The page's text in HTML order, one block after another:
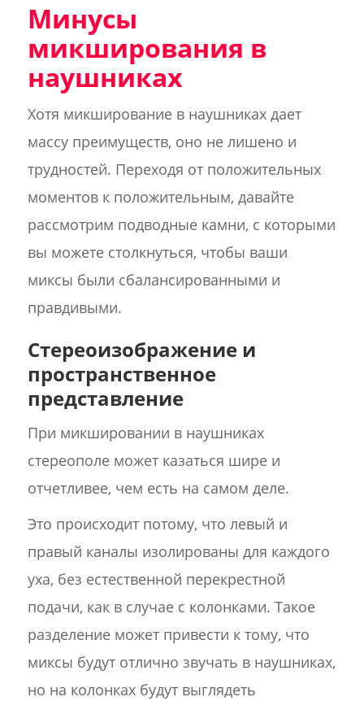
Минусы
микширования в
наушниках
Хотя микширование в наушниках дает
массу преимуществ, оно не лишено и
трудностей. Переходя от положительных
моментов к положительным, давайте
рассмотрим подводные камни, с которыми
вы можете столкнуться, чтобы ваши
миксы были сбалансированными и
правдивыми.
Стереоизображение и
пространственное
представление
При микшировании в наушниках
стереополе может казаться шире и
отчетливее, чем есть на самом деле.
Это происходит потому, что левый и
правый каналы изолированы для каждого
уха, без естественной перекрестной
подачи, как в случае с колонками. Такое
разделение может привести к тому, что
миксы будут отлично звучать в наушниках,
но на колонках будут выглядеть